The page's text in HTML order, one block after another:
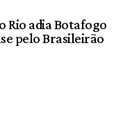
Rio adia Botafogo
pelo Brasileirão